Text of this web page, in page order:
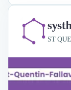
ST